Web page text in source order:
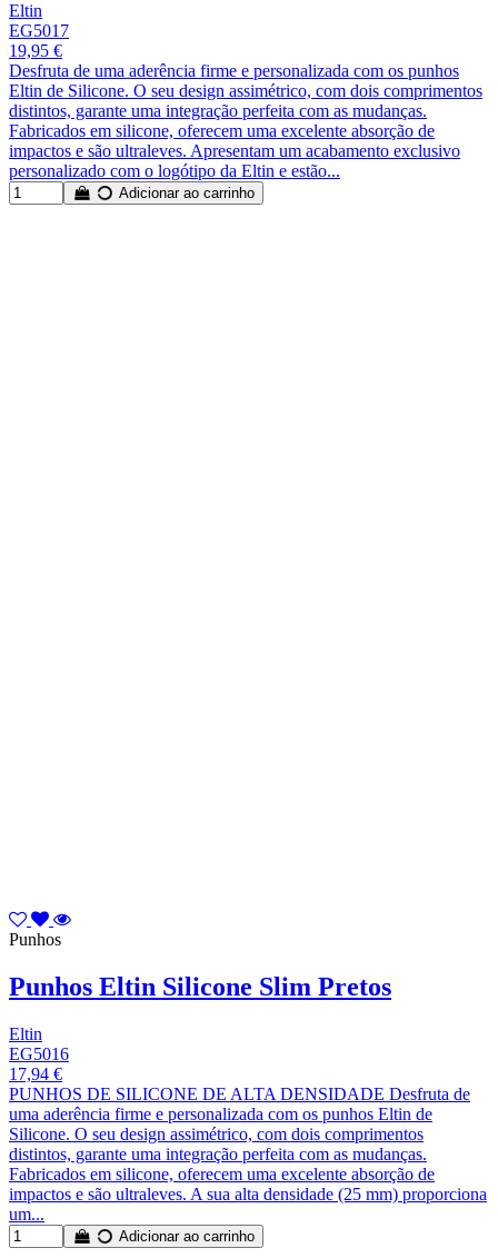
Eltin
EG5017
19,95 €
Desfruta de uma aderência firme e personalizada com os punhos
Eltin de Silicone. O seu design assimétrico, com dois comprimentos
distintos, garante uma integração perfeita com as mudanças.
Fabricados em silicone, oferecem uma excelente absorção de
impactos e são ultraleves. Apresentam um acabamento exclusivo
personalizado com o logótipo da Eltin e estão...
Adicionar ao carrinho
Punhos
Punhos Eltin Silicone Slim Pretos
Eltin
EG5016
17,94 €
PUNHOS DE SILICONE DE ALTA DENSIDADE Desfruta de
uma aderência firme e personalizada com os punhos Eltin de
Silicone. O seu design assimétrico, com dois comprimentos
distintos, garante uma integração perfeita com as mudanças.
Fabricados em silicone, oferecem uma excelente absorção de
impactos e são ultraleves. A sua alta densidade (25 mm) proporciona
um...
Adicionar ao carrinho